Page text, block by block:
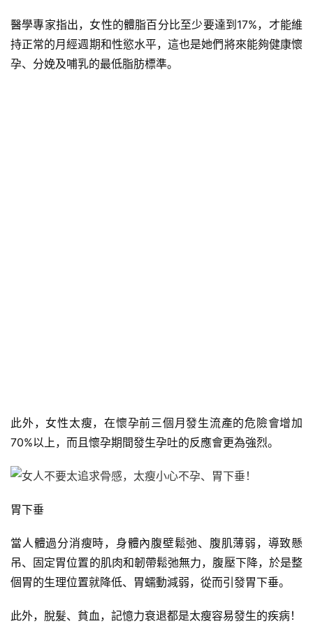
脂
醫學專家指出，女性的體脂百分比至少要達到17%，才能維
持正常的月經週期和性慾水平，這也是她們將來能夠健康懷
孕、分娩及哺乳的最低脂肪標準。
此外，女性太瘦，在懷孕前三個月發生流產的危險會增加
70%以上，而且懷孕期間發生孕吐的反應會更為強烈。
胃下垂
當人體過分消瘦時，身體內腹壁鬆弛、腹肌薄弱，導致懸
吊、固定胃位置的肌肉和韌帶鬆弛無力，腹壓下降，於是整
個胃的生理位置就降低、胃蠕動減弱，從而引發胃下垂。
此外，脫髮、貧血，記憶力衰退都是太瘦容易發生的疾病！